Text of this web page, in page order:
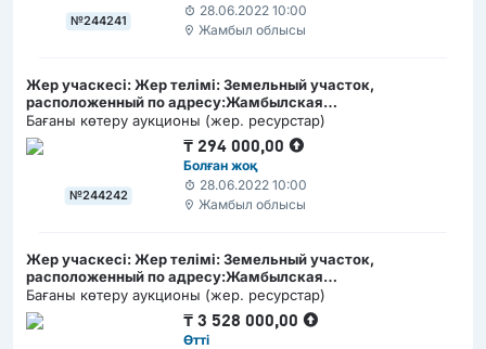
№244241
28.06.2022 10:00
Жамбыл облысы
Жер учаскесі: Жер телімі: Земельный участок,
расположенный по адресу:Жамбылская
область,Кордайский район, село Кордай, по улице
Бериктас, №21 А / Жамбыл облысы, Қордай ауданы,
Қордай ауылы, Беріктас көшесі, №21 А мекен-жайда
орналасқан жер учаскесі
Бағаны көтеру аукционы (жер. ресурстар)
№244242
₸ 294 000,00
Болған жоқ
28.06.2022 10:00
Жамбыл облысы
Жер учаскесі: Жер телімі: Земельный участок,
расположенный по адресу:Жамбылская
область,Кордайский район, село Кордай / Жамбыл
облысы, Қордай ауданы, Қордай ауылында орналасқан
жер учаскесі
Бағаны көтеру аукционы (жер. ресурстар)
₸3 528 000,00
Өтті